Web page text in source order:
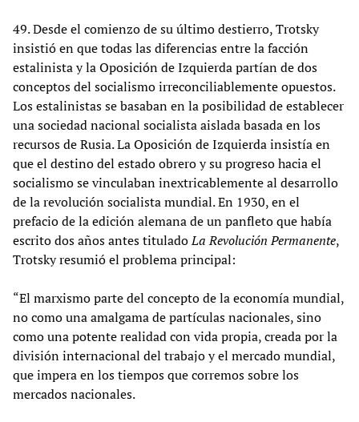
49. Desde el comienzo de su último destierro, Trotsky
insistió en que todas las diferencias entre la facción
estalinista y la Oposición de Izquierda partían de dos
conceptos del socialismo irreconciliablemente opuestos.
Los estalinistas se basaban en la posibilidad de establecer
una sociedad nacional socialista aislada basada en los
recursos de Rusia. La Oposición de Izquierda insistía en
que el destino del estado obrero y su progreso hacia el
socialismo se vinculaban inextricablemente al desarrollo
de la revolución socialista mundial. En 1930, en el
prefacio de la edición alemana de un panfleto que había
escrito dos años antes tituladoLa Revolución Permanente,
Trotsky resumió el problema principal:
“El marxismo parte del concepto de la economía mundial,
no como una amalgama de partículas nacionales, sino
como una potente realidad con vida propia, creada por la
división internacional del trabajo y el mercado mundial,
que impera en los tiempos que corremos sobre los
mercados nacionales.